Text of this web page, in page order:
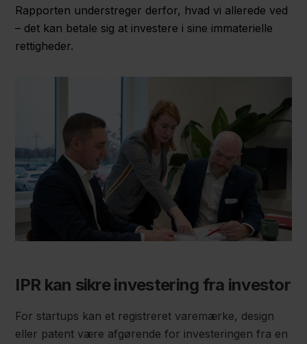
Rapporten understreger derfor, hvad vi allerede ved
– det kan betale sig at investere i sine immaterielle
rettigheder.
IPR kan sikre investering fra investor
For startups kan et registreret varemærke, design
eller patent være afgørende for investeringen fra en